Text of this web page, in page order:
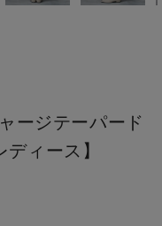
ージテーパード
ィース】